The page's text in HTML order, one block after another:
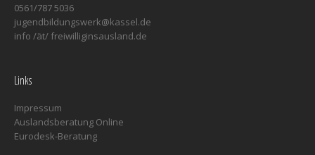
0561/787 5036
jugendbildungswerk@kassel.de
info /ät/ freiwilliginsausland.de
Links
Impressum
Auslandsberatung Online
Eurodesk-Beratung